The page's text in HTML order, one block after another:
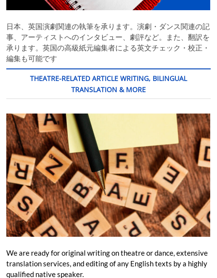
日本、英国演劇関連の執筆を承ります。演劇・ダンス関連の記
事、アーティストへのインタビュー、劇評など。また、翻訳を
承ります。英国の高級紙元編集者による英文チェック・校正・
編集も可能です
THEATRE-RELATED ARTICLE WRITING, BILINGUAL
TRANSLATION & MORE
We are ready for original writing on theatre or dance, extensive
translation services, and editing of any English texts by a highly
qualified native speaker.